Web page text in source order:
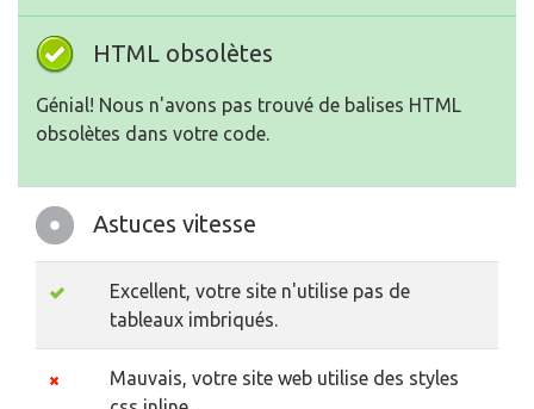
HTML obsolètes
Génial! Nous n'avons pas trouvé de balises HTML
obsolètes dans votre code.
Astuces vitesse
Excellent, votre site n'utilise pas de
tableaux imbriqués.
Mauvais, votre site web utilise des styles